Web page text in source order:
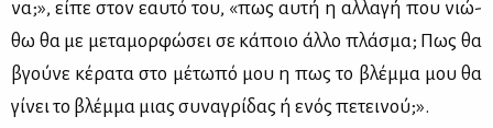
να;», εί­πε στον εαυ­τό του, «πως αυ­τή η αλ­λα­γή που νιώ­
θω θα με με­τα­μορ­φώ­σει σε κά­ποιο άλ­λο πλά­σμα; Πως θα
βγού­νε κέ­ρα­τα στο μέ­τω­πό μου η πως το βλέμ­μα μου θα
γί­νει το βλέμ­μα μιας συ­να­γρί­δας ή ενός πε­τει­νού;».